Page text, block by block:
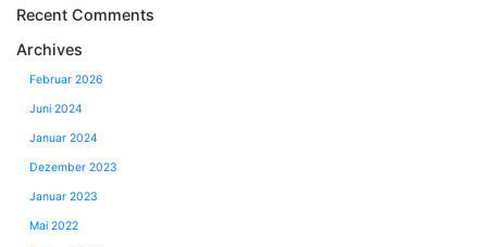
Recent Comments
Archives
Februar 2026
Juni 2024
Januar 2024
Dezember 2023
Januar 2023
Mai 2022